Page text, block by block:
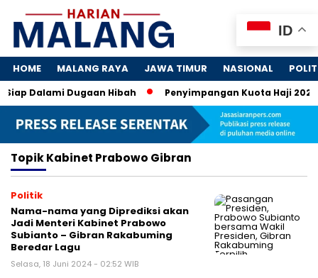
HOME MALANG RAYA JAWA TIMUR NASIONAL
Dalami Dugaan Hibah Penyimpangan Kuota Haji
TopikKabinet Prabowo Gibran
Politik
Nama-nama yang Diprediksi akan
Jadi Menteri Kabinet Prabowo
Subianto – Gibran Rakabuming
Beredar Lagu
Selasa, 18 Juni 2024 - 02:52 WIB
ID